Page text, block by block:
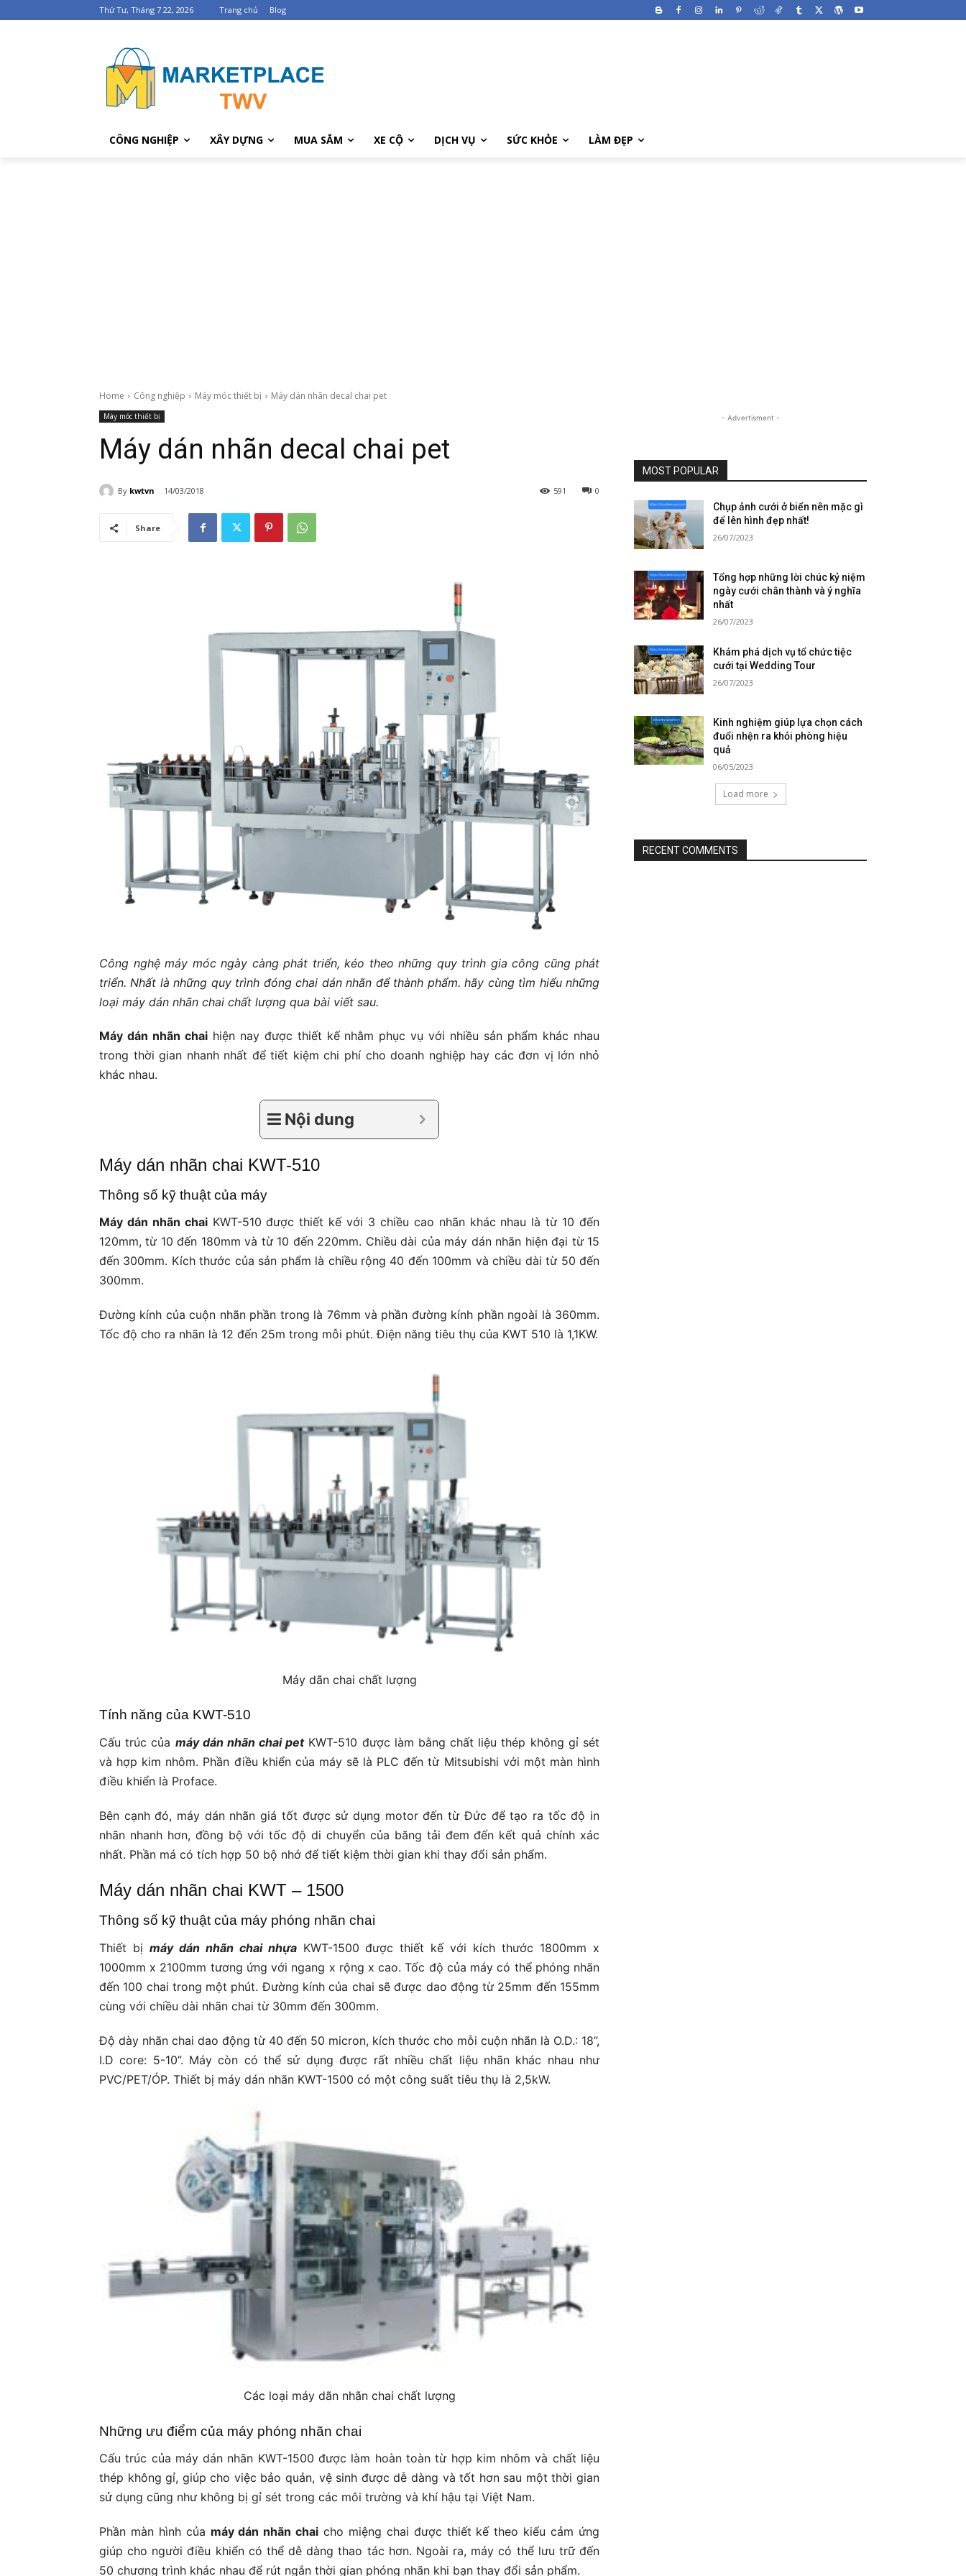
Thứ Tư, Tháng 7 22, 2026 Trang chủ Blog
CÔNG NGHIỆP XÂY DỰNG MUA SẮM XE CỘ DỊCH VỤ SỨC KHỎE LÀM ĐẸP
Home Công nghiệp Máy móc thiết bị Máy dán nhãn decal chai pet
Máy móc thiết bị
Máy dán nhãn decal chai pet
By kwtvn 14/03/2018 0
591
Share
Công nghệ máy móc ngày càng phát triển, kéo theo những quy trình gia công cũng phát
triển. Nhất là những quy trình đóng chai dán nhãn để thành phẩm. hãy cùng tìm hiểu những
loại máy dán nhãn chai chất lượng qua bài viết sau.
Máy dán nhãn chaihiện nay được thiết kế nhằm phục vụ với nhiều sản phẩm khác nhau
trong thời gian nhanh nhất để tiết kiệm chi phí cho doanh nghiệp hay các đơn vị lớn nhỏ
khác nhau.
Nội dung
Máy dán nhãn chai KWT-510
Thông số kỹ thuật của máy
Máy dán nhãn chaiKWT-510 được thiết kế với 3 chiều cao nhãn khác nhau là từ 10 đến
120mm, từ 10 đến 180mm và từ 10 đến 220mm. Chiều dài của máy dán nhãn hiện đại từ 15
đến 300mm. Kích thước của sản phẩm là chiều rộng 40 đến 100mm và chiều dài từ 50 đến
300mm.
Đường kính của cuộn nhãn phần trong là 76mm và phần đường kính phần ngoài là 360mm.
Tốc độ cho ra nhãn là 12 đến 25m trong mỗi phút. Điện năng tiêu thụ của KWT 510 là 1,1KW.
Máy dãn chai chất lượng
Tính năng của KWT-510
Cấu trúc của máy dán nhãn chai petKWT-510 được làm bằng chất liệu thép không gỉ sét
và hợp kim nhôm. Phần điều khiển của máy sẽ là PLC đến từ Mitsubishi với một màn hình
điều khiển là Proface.
Bên cạnh đó, máy dán nhãn giá tốt được sử dụng motor đến từ Đức để tạo ra tốc độ in
nhãn nhanh hơn, đồng bộ với tốc độ di chuyển của băng tải đem đến kết quả chính xác
nhất. Phần má có tích hợp 50 bộ nhớ để tiết kiệm thời gian khi thay đổi sản phẩm.
Máy dán nhãn chai KWT – 1500
Thông số kỹ thuật của máy phóng nhãn chai
Thiết bị máy dán nhãn chai nhựaKWT-1500 được thiết kế với kích thước 1800mm x
1000mm x 2100mm tương ứng với ngang x rộng x cao. Tốc độ của máy có thể phóng nhãn
đến 100 chai trong một phút. Đường kính của chai sẽ được dao động từ 25mm đến 155mm
cùng với chiều dài nhãn chai từ 30mm đến 300mm.
Độ dày nhãn chai dao động từ 40 đến 50 micron, kích thước cho mỗi cuộn nhãn là O.D.: 18”,
I.D core: 5-10”. Máy còn có thể sử dụng được rất nhiều chất liệu nhãn khác nhau như
PVC/PET/ÓP. Thiết bị máy dán nhãn KWT-1500 có một công suất tiêu thụ là 2,5kW.
Các loại máy dãn nhãn chai chất lượng
Những ưu điểm của máy phóng nhãn chai
Cấu trúc của máy dán nhãn KWT-1500 được làm hoàn toàn từ hợp kim nhôm và chất liệu
thép không gỉ, giúp cho việc bảo quản, vệ sinh được dễ dàng và tốt hơn sau một thời gian
sử dụng cũng như không bị gỉ sét trong các môi trường và khí hậu tại Việt Nam.
Phần màn hình của máy dán nhãn chai cho miệng chai được thiết kế theo kiểu cảm ứng
giúp cho người điều khiển có thể dễ dàng thao tác hơn. Ngoài ra, máy có thể lưu trữ đến
50 chương trình khác nhau để rút ngắn thời gian phóng nhãn khi bạn thay đổi sản phẩm.
- Advertisment -
MOST POPULAR
Chụp ảnh cưới ở biển nên mặc gì
để lên hình đẹp nhất!
26/07/2023
Tổng hợp những lời chúc kỷ niệm
ngày cưới chân thành và ý nghĩa
nhất
26/07/2023
Khám phá dịch vụ tổ chức tiệc
cưới tại Wedding Tour
26/07/2023
Kinh nghiệm giúp lựa chọn cách
đuổi nhện ra khỏi phòng hiệu
quả
06/05/2023
Load more
RECENT COMMENTS